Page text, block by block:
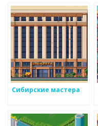
Сибирские мастера